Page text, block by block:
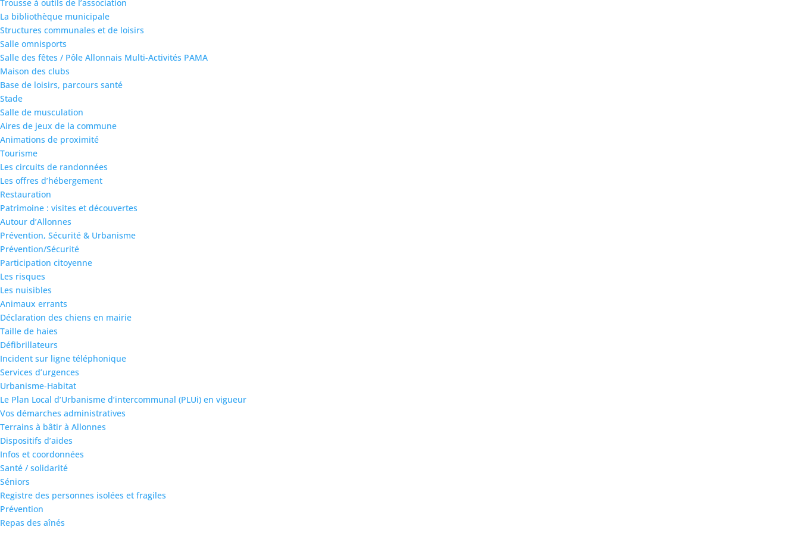
Trousse à outils de l’association
La bibliothèque municipale
Structures communales et de loisirs
Salle omnisports
Salle des fêtes / Pôle Allonnais Multi-Activités PAMA
Maison des clubs
Base de loisirs, parcours santé
Stade
Salle de musculation
Aires de jeux de la commune
Animations de proximité
Tourisme
Les circuits de randonnées
Les offres d’hébergement
Restauration
Patrimoine : visites et découvertes
Autour d’Allonnes
Prévention, Sécurité & Urbanisme
Prévention/Sécurité
Participation citoyenne
Les risques
Les nuisibles
Animaux errants
Déclaration des chiens en mairie
Taille de haies
Défibrillateurs
Incident sur ligne téléphonique
Services d’urgences
Urbanisme-Habitat
Le Plan Local d’Urbanisme d’intercommunal (PLUi) en vigueur
Vos démarches administratives
Terrains à bâtir à Allonnes
Dispositifs d’aides
Infos et coordonnées
Santé / solidarité
Séniors
Registre des personnes isolées et fragiles
Prévention
Repas des aînés